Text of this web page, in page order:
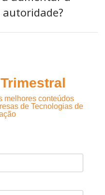
melhores conteúdos
de Tecnologias de